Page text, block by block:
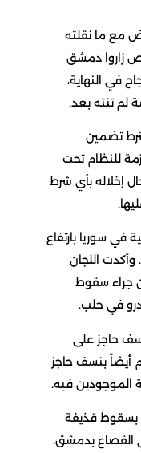
نقلته
دمشق
بعد.
تحت
بأي شرط
بارتفاع
وأكدت اللجان
سقوط
حلب.
على
حاجز
فيه.
قذيفة
بدمشق.